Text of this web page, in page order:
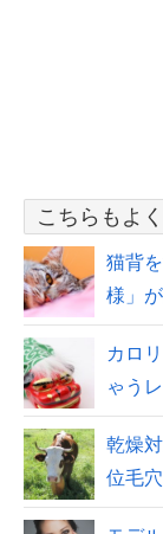
こちらもよ
猫背
様」
カロ
ゃう
乾燥
位毛